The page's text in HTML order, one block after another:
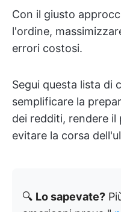
Con il giusto
l'ordine,
errori costosi.
Segui questa lista di
semplificare la
dei redditi, rendere il
evitare la corsa
🔍 Lo sapevate?